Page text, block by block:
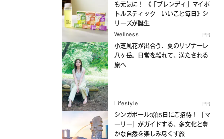
も元気に！ 《「ブレンディ」マイボ
トルスティック いいこと毎日》シ
リーズが誕生
Wellness PR
小芝風花が出合う、夏のリゾナーレ
八ヶ岳。日常を離れて、満たされる
旅へ
Lifestyle PR
シンガポール3泊5日にご招待！ 「マ
ーリー」がガイドする、多文化と豊
かな自然を楽しみ尽くす旅